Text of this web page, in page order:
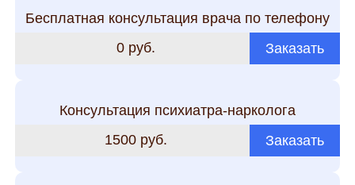
Бесплатная консультация врача по телефону
0 руб.
Заказать
Консультация психиатра-нарколога
1500 руб.
Заказать